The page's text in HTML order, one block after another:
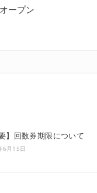
ープン
要】回数券期限について
6月15日